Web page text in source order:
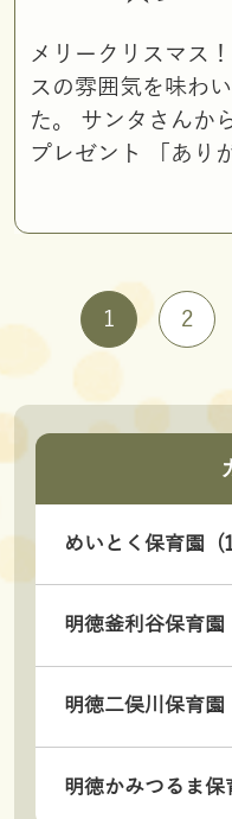
メリークリスマス
スの雰囲気を味わ
た。 サンタさんか
プレゼント 「あり
1 2
めいとく保育園
明徳釜利谷保育
明徳二俣川保育
明徳かみつるま